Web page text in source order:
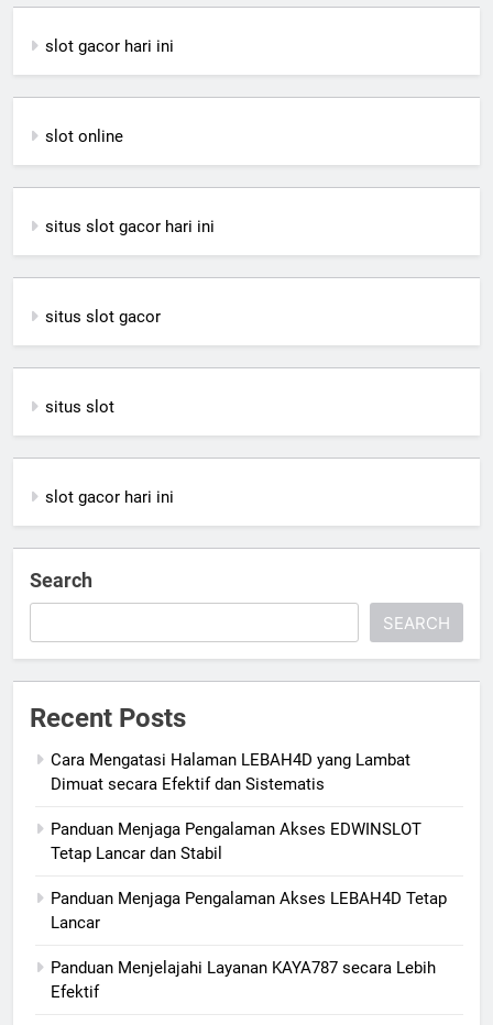
slot gacor hari ini
slot online
situs slot gacor hari ini
situs slot gacor
situs slot
slot gacor hari ini
Search
SEARCH
Recent Posts
Cara Mengatasi Halaman LEBAH4D yang Lambat
Dimuat secara Efektif dan Sistematis
Panduan Menjaga Pengalaman Akses EDWINSLOT
Tetap Lancar dan Stabil
Panduan Menjaga Pengalaman Akses LEBAH4D Tetap
Lancar
Panduan Menjelajahi Layanan KAYA787 secara Lebih
Efektif